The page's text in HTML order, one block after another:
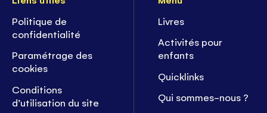
Politique de
confidentialité
Paramétrage des
cookies
Conditions
d’utilisation du site
Livres
Activités pour
enfants
Quicklinks
Qui sommes-nous ?